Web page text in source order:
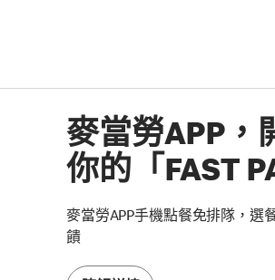
麥當勞APP，
你的「FAST
麥當勞APP手機點餐免排隊，選
饋